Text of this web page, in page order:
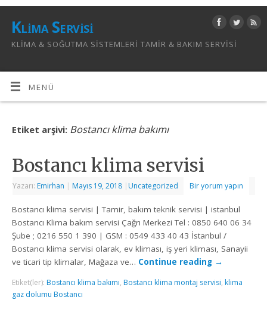
Klima Servisi
KLIMA & SOĞUTMA SISTEMLERI TAMIR & BAKIM SERVISI
MENÜ
Etiket arşivi: Bostancı klima bakımı
Bostancı klima servisi
Yazarı: Emirhan | Mayıs 19, 2018 | Uncategorized Bir yorum yapın
Bostancı klima servisi | Tamir, bakım teknik servisi | istanbul
Bostancı Klima bakım servisi Çağrı Merkezi Tel : 0850 640 06 34
Şube ; 0216 550 1 390 | GSM : 0549 433 40 43 İstanbul /
Bostancı klima servisi olarak, ev kliması, iş yeri kliması, Sanayii
ve ticari tip klimalar, Mağaza ve… Continue reading →
Etiket(ler): Bostancı klima bakımı, Bostancı klima montaj servisi, klima
gaz dolumu Bostancı